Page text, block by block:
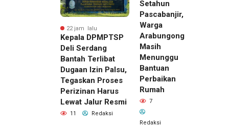
22 jam lalu
Kepala DPMPTSP
Deli Serdang
Bantah Terlibat
Dugaan Izin Palsu,
Tegaskan Proses
Perizinan Harus
Lewat Jalur Resmi
11 Redaksi
Setahun
Pascabanjir,
Warga
Arabungong
Masih
Menunggu
Bantuan
Perbaikan
Rumah
7
Redaksi